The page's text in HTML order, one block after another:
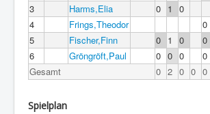
3
Harms,Elia 0 1 0
4
Frings,Theodor 0
5
Fischer,Finn 0 1 0 0
6
Gröngröft,Paul 0 0 0 0
Gesamt
0 2 0 0 0
Spielplan